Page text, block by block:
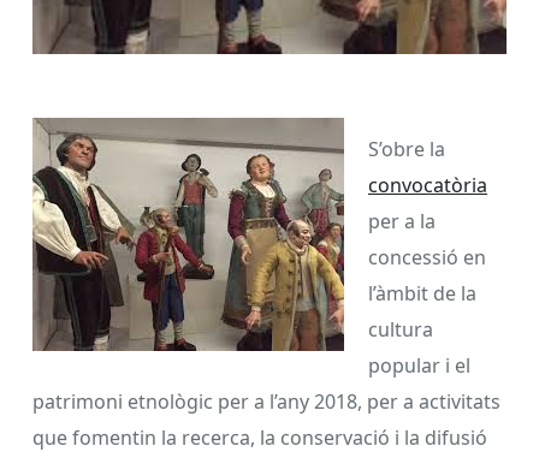
S’obre la
convocatòria
per a la
concessió en
l’àmbit de la
cultura
popular i el
patrimoni etnològic per a l’any 2018, per a activitats
que fomentin la recerca, la conservació i la difusió